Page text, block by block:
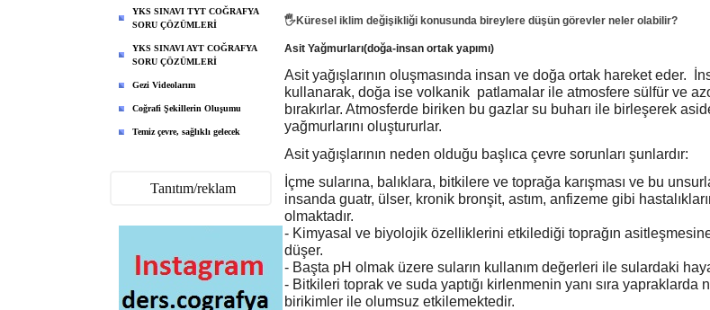
YKS SINAVI TYT COĞRAFYA
SORU ÇÖZÜMLERİ
YKS SINAVI AYT COĞRAFYA
SORU ÇÖZÜMLERİ
Gezi Videolarım
Coğrafi Şekillerin Oluşumu
Temiz çevre, sağlıklı gelecek
Tanıtım/reklam
🖐Küresel iklim değişikliği konusunda bireylere düşün görevler neler olabilir?
Asit Yağmurları(doğa-insan ortak yapımı)
Asit yağışlarının oluşmasında insan ve doğa ortak hareket eder.
kullanarak, doğa ise volkanik patlamalar ile atmosfere sülfür ve
bırakırlar. Atmosferde biriken bu gazlar su buharı ile birleşerek
yağmurlarını oluştururlar.
Asit yağışlarının neden olduğu başlıca çevre sorunları şunlardır:
İçme sularına, balıklara, bitkilere ve toprağa karışması ve bu
insanda guatr, ülser, kronik bronşit, astım, anfizeme gibi
olmaktadır.
- Kimyasal ve biyolojik özelliklerini etkilediği toprağın
düşer.
- Başta pH olmak üzere suların kullanım değerleri ile sulardaki
- Bitkileri toprak ve suda yaptığı kirlenmenin yanı sıra yapraklarda
birikimler ile olumsuz etkilemektedir.